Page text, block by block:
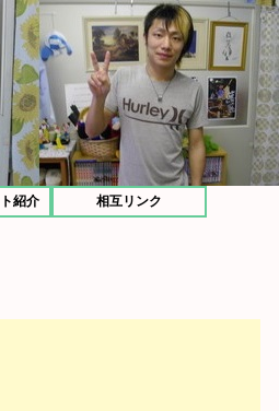
紹介 相互リンク